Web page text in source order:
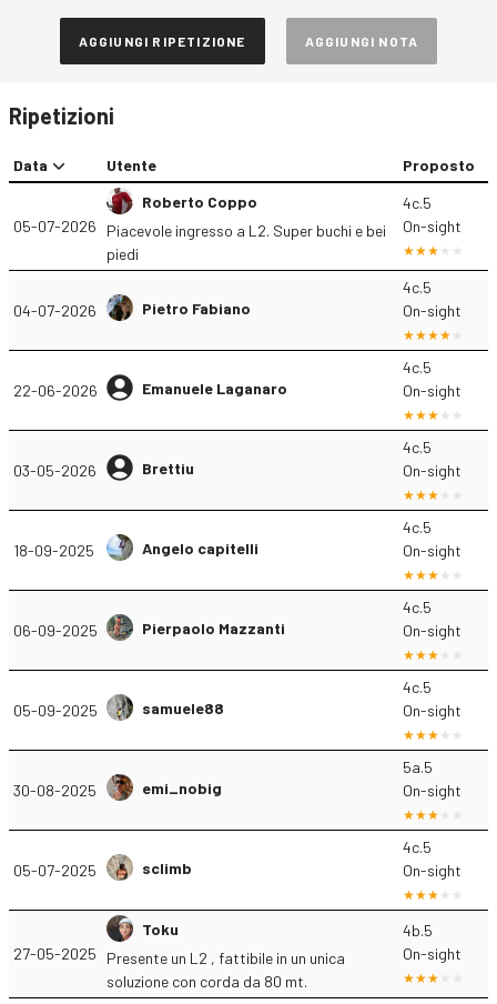
AGGIUNGI RIPETIZIONE AGGIUNGI NOTA
Ripetizioni
Data Utente Proposto
05-07-2026
Roberto Coppo
Piacevole ingresso a L2. Super buchi e bei
piedi
4c.5
On-sight
04-07-2026 Pietro Fabiano
4c.5
On-sight
22-06-2026 Emanuele Laganaro
4c.5
On-sight
03-05-2026 Brettiu
4c.5
On-sight
18-09-2025 Angelo capitelli
4c.5
On-sight
06-09-2025 Pierpaolo Mazzanti
4c.5
On-sight
05-09-2025 samuele88
4c.5
On-sight
30-08-2025 emi_nobig
5a.5
On-sight
05-07-2025 sclimb
4c.5
On-sight
27-05-2025
Toku
Presente un L2 , fattibile in un unica
soluzione con corda da 80 mt.
4b.5
On-sight